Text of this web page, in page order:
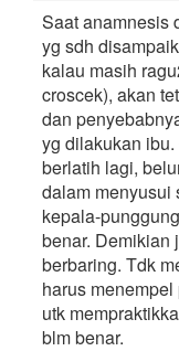
Saat anamnesis
yg sdh
kalau masih
croscek), akan
dan
yg dilakukan
berlatih lagi,
dalam menyusui
kepala-
benar. Demikian
berbaring. Tdk
harus
utk
blm benar.